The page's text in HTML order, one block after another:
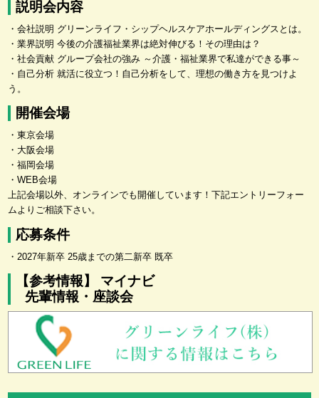
説明会内容
・会社説明 グリーンライフ・シップヘルスケアホールディングスとは。
・業界説明 今後の介護福祉業界は絶対伸びる！その理由は？
・社会貢献 グループ会社の強み ～介護・福祉業界で私達ができる事～
・自己分析 就活に役立つ！自己分析をして、理想の働き方を見つけよ
う。
開催会場
・東京会場
・大阪会場
・福岡会場
・WEB会場
上記会場以外、オンラインでも開催しています！下記エントリーフォー
ムよりご相談下さい。
応募条件
・2027年新卒 25歳までの第二新卒 既卒
【参考情報】 マイナビ
先輩情報・座談会